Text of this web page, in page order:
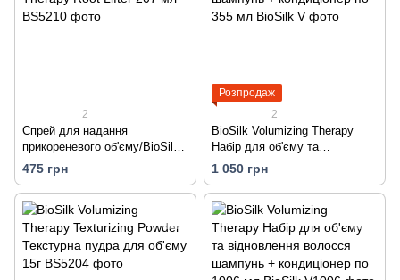
2
Спрей для надання
прикореневого об'єму/BioSilk
Volumizing Therapy Root Lifter
207 мл
475 грн
Розпродаж
2
BioSilk Volumizing Therapy
Набір для об'єму та
відновлення волосся
шампунь + кондиціонер по 355
мл
1 050 грн